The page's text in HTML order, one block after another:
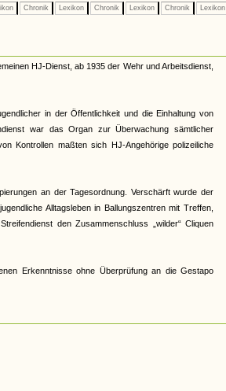
Chronik Lexikon Chronik Lexikon Chronik Lexikon
HJ-Dienst, ab 1935 der Wehr und Arbeitsdienst,
in der Öffentlichkeit und die Einhaltung von
war das Organ zur Überwachung sämtlicher
Kontrollen maßten sich HJ-Angehörige polizeiliche
an der Tagesordnung. Verschärft wurde der
Alltagsleben in Ballungszentren mit Treffen,
den Zusammenschluss „wilder“ Cliquen
Erkenntnisse ohne Überprüfung an die Gestapo